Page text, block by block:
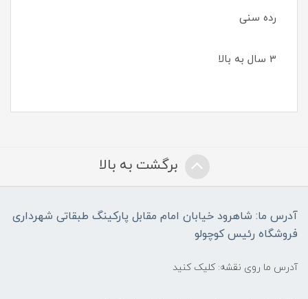
رده سنی
3 سال به بالا
برگشت به بالا
آدرس ما: شاهرود خیابان امام مقابل پارکینگ طبقاتی شهرداری
فروشگاه رئیس کوچولو
آدرس ما روی نقشه: کلیک کنید